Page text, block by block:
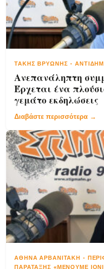
ΤΆΚΗΣ ΒΡΥΏΝΗΣ -
Ανεπανάληπτη
Έρχεται ένα
γεμάτο εκδηλώσεις
Διαβάστε περισσότερα →
ΑΘΗΝΆ ΑΡΒΑΝΙΤΆΚΗ -
ΠΑΡΆΤΑΞΗΣ «ΜΈΝΟΥΜΕ